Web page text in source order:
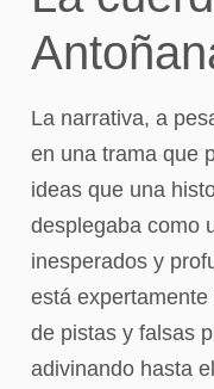
La narrativa, a
en una trama que
ideas que una
desplegaba como
inesperados y
está
de pistas y falsas
adivinando hasta